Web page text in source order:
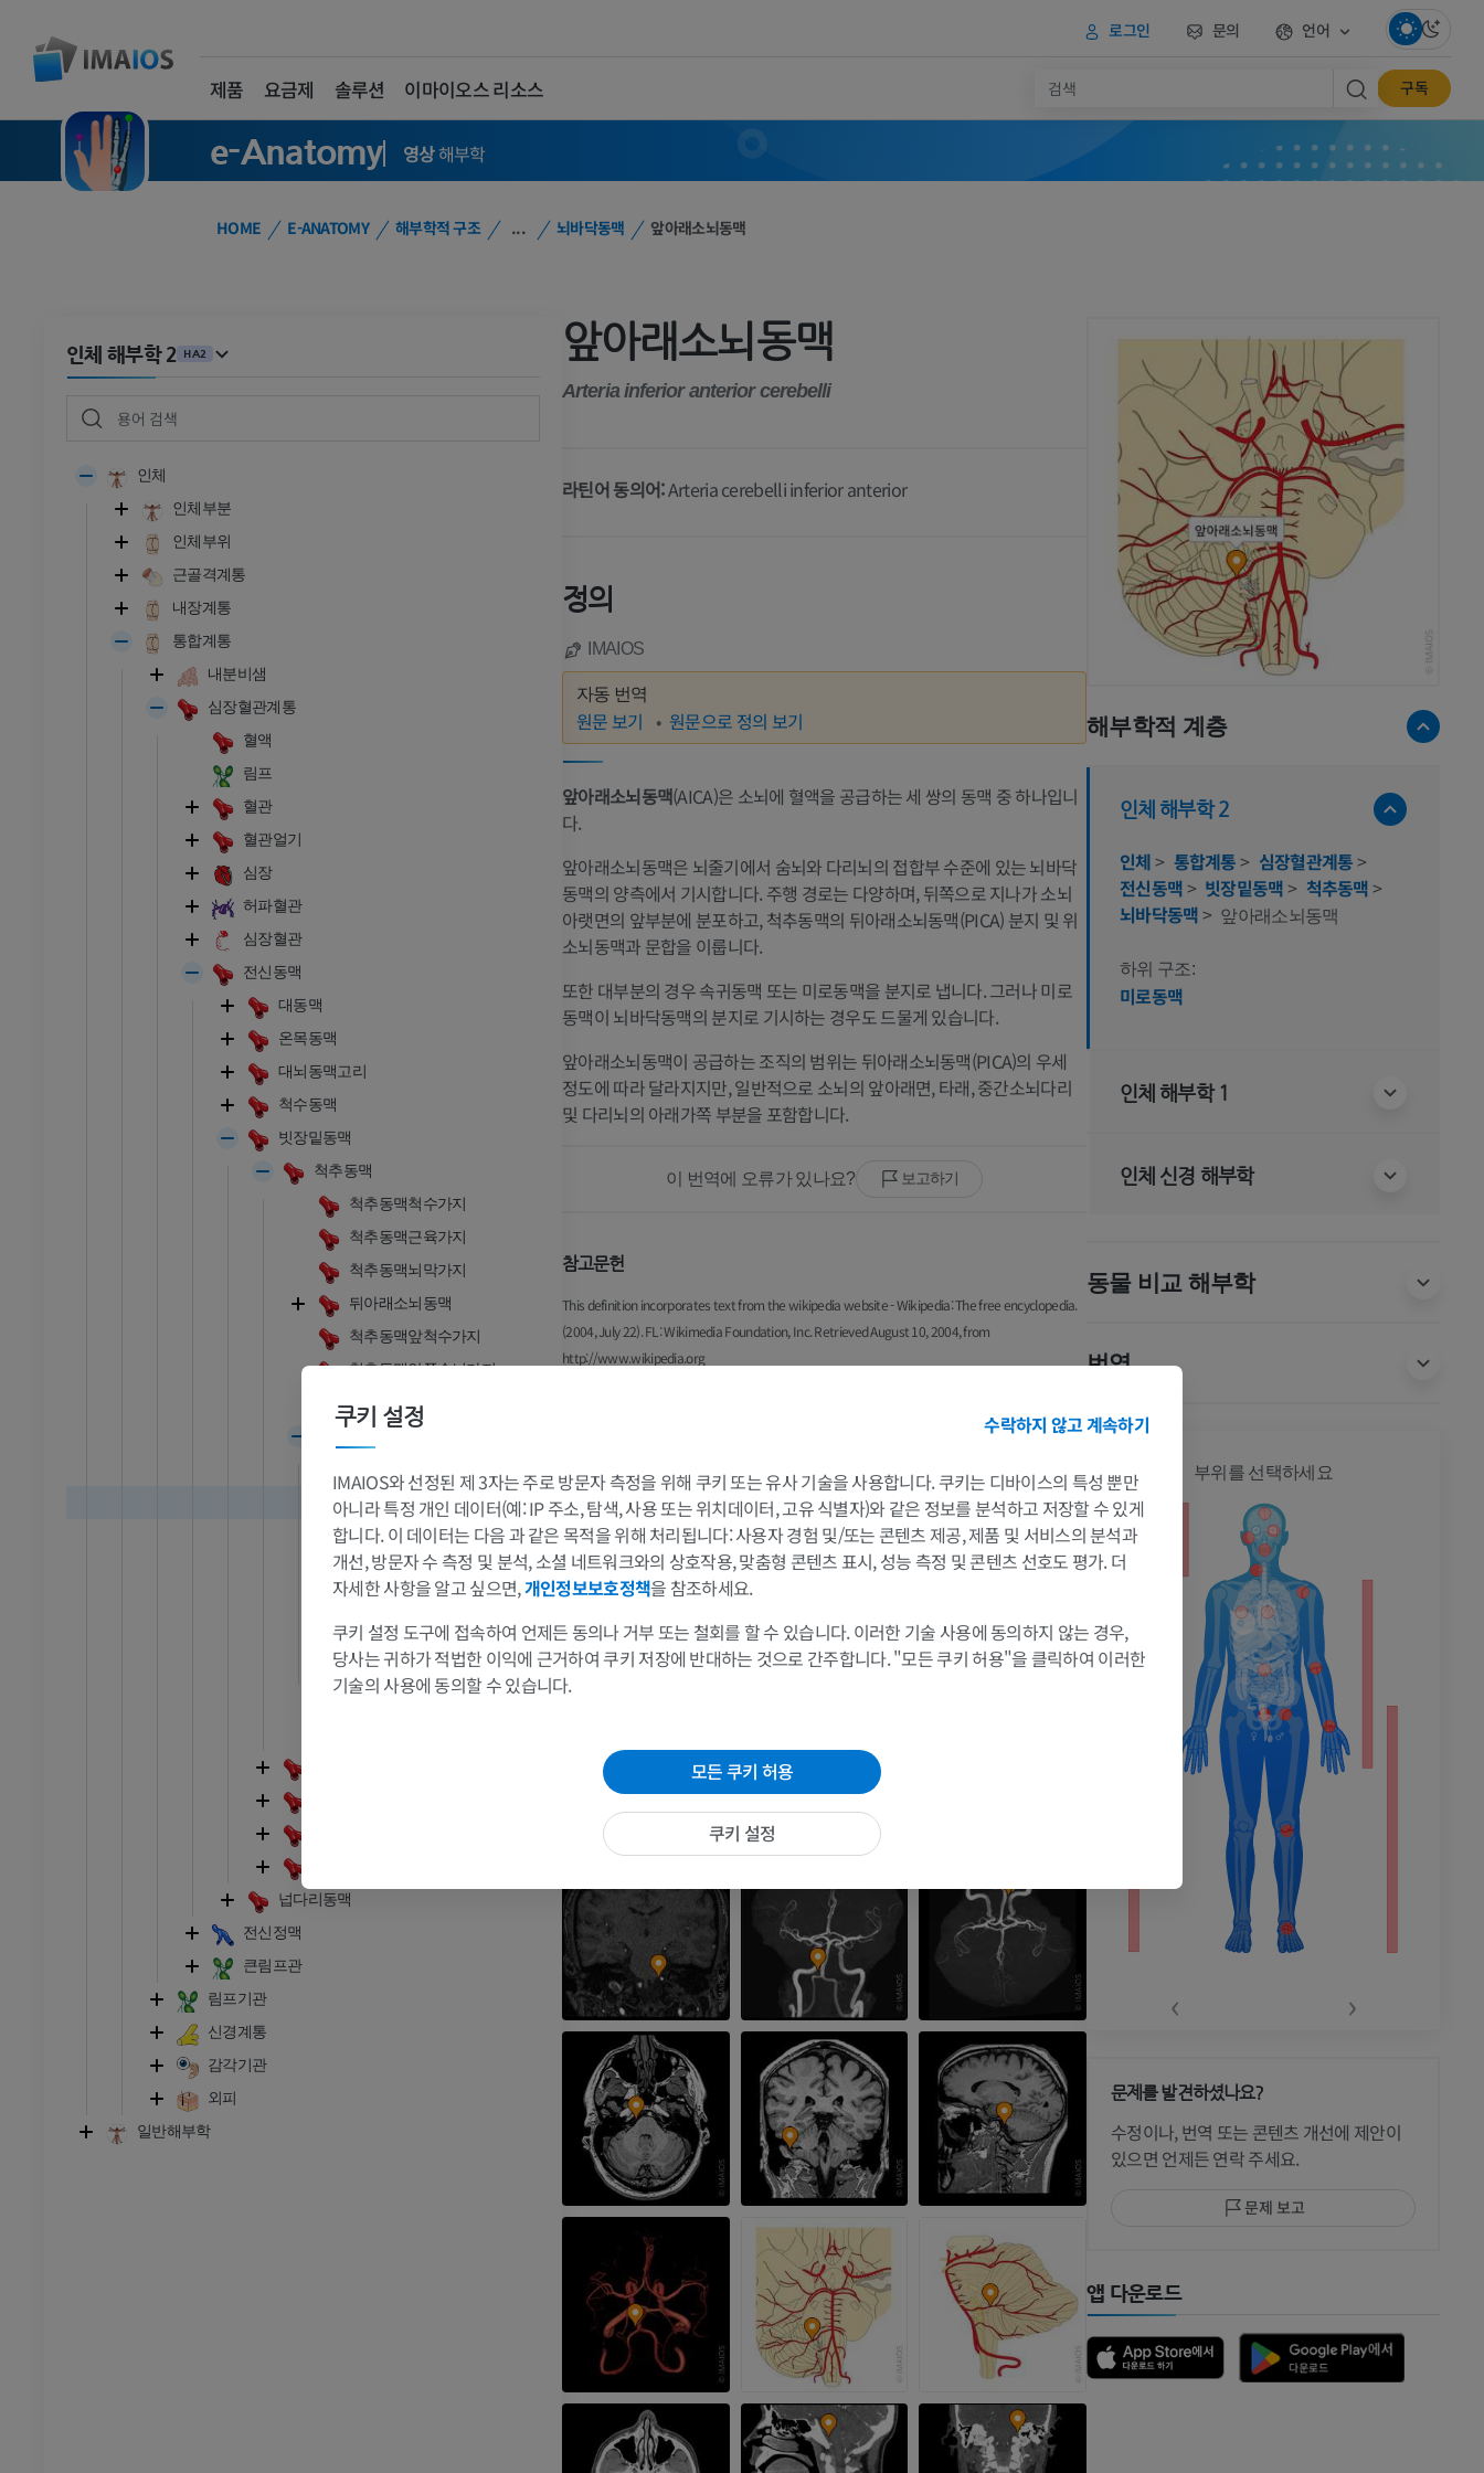
로그인 문의 언어
제품 요금제 솔루션 이마이오스 리소스 구독
e-Anatomy 영상해부학
HOME E-ANATOMY 해부학적 구조 ... 뇌바닥동맥 앞아래소뇌동맥
인체 해부학 2 HA2
인체
인체부분
인체부위
근골격계통
내장계통
통합계통
내분비샘
심장혈관계통
혈액
림프
혈관
혈관얼기
심장
허파혈관
심장혈관
전신동맥
대동맥
온목동맥
대뇌동맥고리
척수동맥
빗장밑동맥
척추동맥
척추동맥척수가지
척추동맥근육가지
척추동맥뇌막가지
뒤아래소뇌동맥
척추동맥앞척수가지
척추동맥안쪽숨뇌가지
척추동맥가쪽숨뇌가지
앞아래소뇌동맥
뇌바닥동맥다리뇌가지
뇌바닥동맥중간뇌가지
위소뇌동맥
뇌바닥동맥갈림
뒤대뇌동맥
왼척추동맥
넙다리동맥
전신정맥
큰림프관
림프기관
신경계통
감각기관
외피
일반해부학
앞아래소뇌동맥
Arteria inferior anterior cerebelli
라틴어 동의어:Arteria cerebelli inferior anterior
정의
IMAIOS
자동 번역
원문 보기 원문으로 정의 보기
앞아래소뇌동맥(AICA)은 소뇌에 혈액을 공급하는 세 쌍의 동맥 중 하나입니
다.
앞아래소뇌동맥은 뇌줄기에서 숨뇌와 다리뇌의 접합부 수준에 있는 뇌바닥
동맥의 양측에서 기시합니다. 주행 경로는 다양하며, 뒤쪽으로 지나가 소뇌
아랫면의 앞부분에 분포하고, 척추동맥의 뒤아래소뇌동맥(PICA) 분지 및 위
소뇌동맥과 문합을 이룹니다.
또한 대부분의 경우 속귀동맥 또는 미로동맥을 분지로 냅니다. 그러나 미로
동맥이 뇌바닥동맥의 분지로 기시하는 경우도 드물게 있습니다.
앞아래소뇌동맥이 공급하는 조직의 범위는 뒤아래소뇌동맥(PICA)의 우세
정도에 따라 달라지지만, 일반적으로 소뇌의 앞아래면, 타래, 중간소뇌다리
및 다리뇌의 아래가쪽 부분을 포함합니다.
이 번역에 오류가 있나요? 보고하기
참고문헌
This definition incorporates text from the wikipedia website - Wikipedia: The free encyclopedia.
(2004, July 22). FL: Wikimedia Foundation, Inc. Retrieved August 10, 2004, from
http://www.wikipedia.org
해부학적 계층
인체 해부학 2
인체> 통합계통> 심장혈관계통>
전신동맥> 빗장밑동맥> 척추동맥>
뇌바닥동맥> 앞아래소뇌동맥
하위 구조:
미로동맥
인체 해부학 1
인체 신경 해부학
동물 비교 해부학
번역
발앞부 MRI
다리 MRI
MRI
프리미엄
다리 방사선 촬영
방사선 사진
무료
다리
삽화
팔
팔 MRI
MRI
프리미엄
어깨 MRI
MRI
손목 MRI
프리미엄
MRI
프리미엄
손 MRI
MRI
프리미엄
팔 방사선촬영
방사선 사진
프리미엄
프리미엄
팔 혈관조영술
혈관조영
무료
가시인간프로젝트
다리
다리
삽화
다리 방사선 촬영
방사선 사진
MRI
무릎 MRI
MRI
무릎 관절조영 CT
CT 관절
프리미엄
발목 및 발뒤부 MRI
발앞부 MRI
MRI
프리미엄
다리 CTA
부위를 선택하세요
‹ ›
문제를 발견하셨나요?
수정이나, 번역 또는 콘텐츠 개선에 제안이
있으면 언제든 연락 주세요.
문제 보고
앱 다운로드
쿠키 설정 수락하지 않고 계속하기
IMAIOS와 선정된 제 3자는 주로 방문자 측정을 위해 쿠키 또는 유사 기술을 사용합니다. 쿠키는 디바이스의 특성 뿐만
아니라 특정 개인 데이터(예: IP 주소, 탐색, 사용 또는 위치데이터, 고유 식별자)와 같은 정보를 분석하고 저장할 수 있게
합니다. 이 데이터는 다음 과 같은 목적을 위해 처리됩니다: 사용자 경험 및/또는 콘텐츠 제공, 제품 및 서비스의 분석과
개선, 방문자 수 측정 및 분석, 소셜 네트워크와의 상호작용, 맞춤형 콘텐츠 표시, 성능 측정 및 콘텐츠 선호도 평가. 더
자세한 사항을 알고 싶으면,개인정보보호정책을 참조하세요.
쿠키 설정 도구에 접속하여 언제든 동의나 거부 또는 철회를 할 수 있습니다. 이러한 기술 사용에 동의하지 않는 경우,
당사는 귀하가 적법한 이익에 근거하여 쿠키 저장에 반대하는 것으로 간주합니다. "모든 쿠키 허용"을 클릭하여 이러한
기술의 사용에 동의할 수 있습니다.
모든 쿠키 허용
쿠키 설정